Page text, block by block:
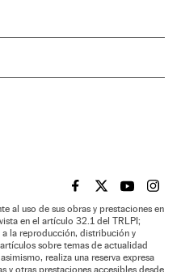
EL PAÍS BRASIL EN
EL PAÍSEL PAÍS
EL
al uso de sus obras y prestaciones en
en el artículo 32.1 del TRLPI;
a la reproducción, distribución y
sobre temas de actualidad
realiza una reserva expresa
y otras prestaciones accesibles desde